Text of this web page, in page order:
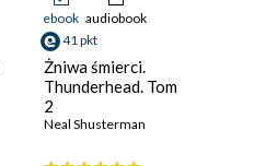
ebook audiobook
41 pkt
Żniwa śmierci.
Thunderhead. Tom
2
Neal Shusterman